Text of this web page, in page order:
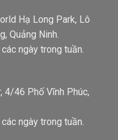
Hạ Long Park, Lô
Quảng Ninh.
ngày trong tuần.
4/46 Phố Vĩnh Phúc,
ngày trong tuần.